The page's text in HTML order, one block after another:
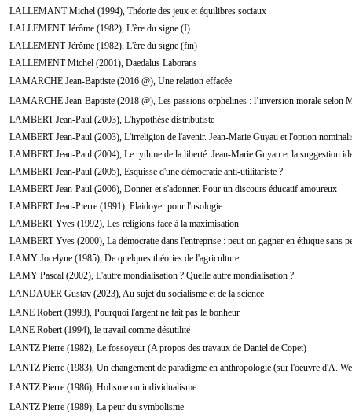
LALLEMANT Michel (1994), Théorie des jeux et équilibres sociaux
LALLEMENT Jérôme (1982), L'ère du signe (I)
LALLEMENT Jérôme (1982), L'ère du signe (fin)
LALLEMENT Michel (2001), Daedalus Laborans
LAMARCHE Jean-Baptiste (2016 @), Une relation effacée
LAMARCHE Jean-Baptiste (2018 @), Les passions orphelines : l’inversion morale selon
LAMBERT Jean-Paul (2003), L'hypothèse distributiste
LAMBERT Jean-Paul (2003), L'irreligion de l'avenir. Jean-Marie Guyau et l'option
LAMBERT Jean-Paul (2004), Le rythme de la liberté. Jean-Marie Guyau et la suggestion
LAMBERT Jean-Paul (2005), Esquisse d'une démocratie anti-utilitariste ?
LAMBERT Jean-Paul (2006), Donner et s'adonner. Pour un discours éducatif amoureux
LAMBERT Jean-Pierre (1991), Plaidoyer pour l'usologie
LAMBERT Yves (1992), Les religions face à la maximisation
LAMBERT Yves (2000), La démocratie dans l'entreprise : peut-on gagner en éthique sans
LAMY Jocelyne (1985), De quelques théories de l'agriculture
LAMY Pascal (2002), L'autre mondialisation ? Quelle autre mondialisation ?
LANDAUER Gustav (2023), Au sujet du socialisme et de la science
LANE Robert (1993), Pourquoi l'argent ne fait pas le bonheur
LANE Robert (1994), le travail comme désutilité
LANTZ Pierre (1982), Le fossoyeur (A propos des travaux de Daniel de Copet)
LANTZ Pierre (1983), Un changement de paradigme en anthropologie (sur l'oeuvre d'A.
LANTZ Pierre (1986), Holisme ou individualisme
LANTZ Pierre (1989), La peur du symbolisme